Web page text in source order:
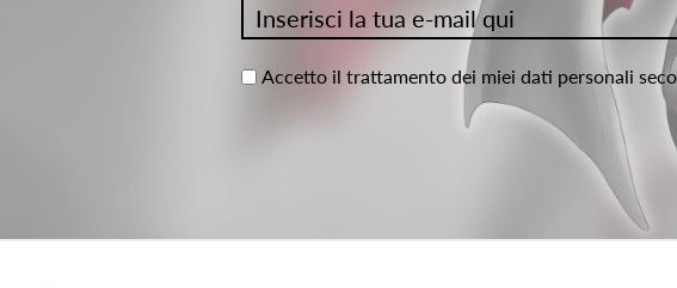
Accetto il trattamento dei miei dati personali